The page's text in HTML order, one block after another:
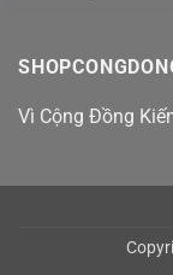
Vì Cộng Đồng